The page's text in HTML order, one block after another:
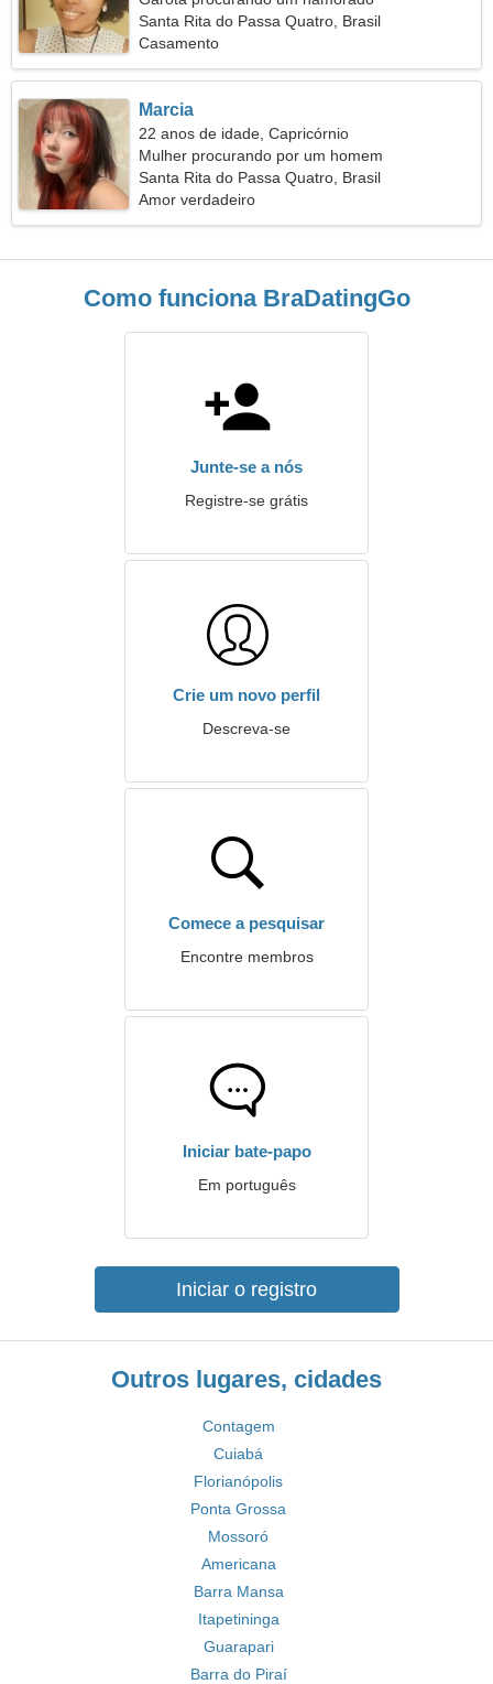
Santa Rita do Passa Quatro, Brasil
Casamento
Marcia
22 anos de idade, Capricórnio
Mulher procurando por um homem
Santa Rita do Passa Quatro, Brasil
Amor verdadeiro
Como funciona BraDatingGo
Junte-se a nós
Registre-se grátis
Crie um novo perfil
Descreva-se
Comece a pesquisar
Encontre membros
Iniciar bate-papo
Em português
Iniciar o registro
Outros lugares, cidades
Contagem
Cuiabá
Florianópolis
Ponta Grossa
Mossoró
Americana
Barra Mansa
Itapetininga
Guarapari
Barra do Piraí